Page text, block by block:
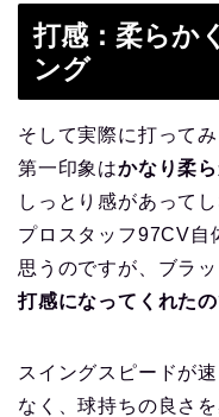
打感：柔らか
ング
そして実際に打ってみ
第一印象はかなり柔
しっとり感があって
プロスタッフ97CV自
思うのですが、ブラ
打感になってくれた
スイングスピードが
なく、球持ちの良さ